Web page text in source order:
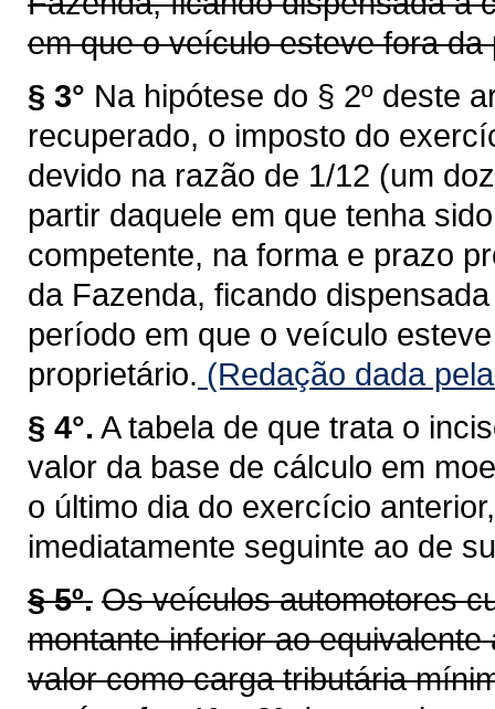
em que o veículo esteve fora
§ 3° Na hipótese do § 2º deste
recuperado, o imposto do
devido na razão de 1/12 (um
partir daquele em que tenha
competente, na forma e prazo
da Fazenda, ficando
período em que o veículo
proprietário. (Redação dada
§ 4°. A tabela de que trata o
valor da base de cálculo em
o último dia do exercício
imediatamente seguinte ao de
§ 5º. Os veículos automotores
montante inferior ao
valor como carga tributária